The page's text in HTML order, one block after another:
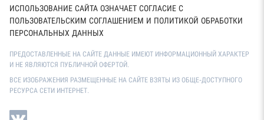
ИСПОЛЬЗОВАНИЕ САЙТА ОЗНАЧАЕТ СОГЛАСИЕ С
ПОЛЬЗОВАТЕЛЬСКИМ СОГЛАШЕНИЕМ И ПОЛИТИКОЙ ОБРАБОТКИ
ПЕРСОНАЛЬНЫХ ДАННЫХ
ПРЕДОСТАВЛЕННЫЕ НА САЙТЕ ДАННЫЕ ИМЕЮТ ИНФОРМАЦИОННЫЙ ХАРАКТЕР
И НЕ ЯВЛЯЮТСЯ ПУБЛИЧНОЙ ОФЕРТОЙ.
ВСЕ ИЗОБРАЖЕНИЯ РАЗМЕЩЕННЫЕ НА САЙТЕ ВЗЯТЫ ИЗ ОБЩЕ-ДОСТУПНОГО
РЕСУРСА СЕТИ ИНТЕРНЕТ.